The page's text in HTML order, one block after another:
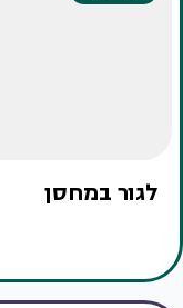
לגור במחסן